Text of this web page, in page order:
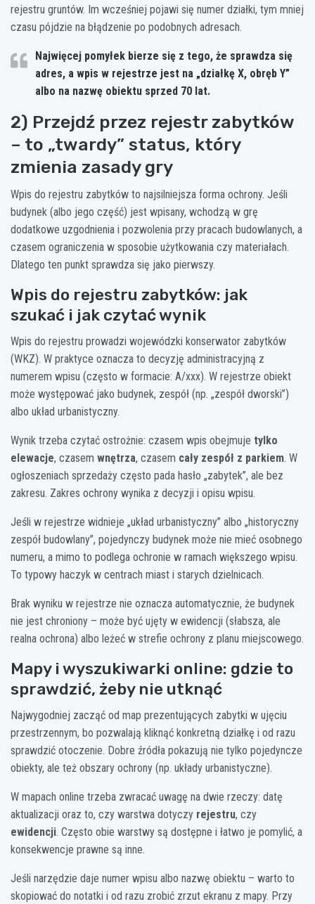
rejestru gruntów. Im wcześniej pojawi się numer działki, tym mniej
czasu pójdzie na błądzenie po podobnych adresach.
Najwięcej pomyłek bierze się z tego, że sprawdza się
adres, a wpis w rejestrze jest na „działkę X, obręb Y”
albo na nazwę obiektu sprzed 70 lat.
2) Przejdź przez rejestr zabytków
– to „twardy” status, który
zmienia zasady gry
Wpis do rejestru zabytków to najsilniejsza forma ochrony. Jeśli
budynek (albo jego część) jest wpisany, wchodzą w grę
dodatkowe uzgodnienia i pozwolenia przy pracach budowlanych, a
czasem ograniczenia w sposobie użytkowania czy materiałach.
Dlatego ten punkt sprawdza się jako pierwszy.
Wpis do rejestru zabytków: jak
szukać i jak czytać wynik
Wpis do rejestru prowadzi wojewódzki konserwator zabytków
(WKZ). W praktyce oznacza to decyzję administracyjną z
numerem wpisu (często w formacie: A/xxx). W rejestrze obiekt
może występować jako budynek, zespół (np. „zespół dworski”)
albo układ urbanistyczny.
Wynik trzeba czytać ostrożnie: czasem wpis obejmuje tylko
elewacje, czasem wnętrza, czasem cały zespół z parkiem. W
ogłoszeniach sprzedaży często pada hasło „zabytek”, ale bez
zakresu. Zakres ochrony wynika z decyzji i opisu wpisu.
Jeśli w rejestrze widnieje „układ urbanistyczny” albo „historyczny
zespół budowlany”, pojedynczy budynek może nie mieć osobnego
numeru, a mimo to podlega ochronie w ramach większego wpisu.
To typowy haczyk w centrach miast i starych dzielnicach.
Brak wyniku w rejestrze nie oznacza automatycznie, że budynek
nie jest chroniony – może być ujęty w ewidencji (słabsza, ale
realna ochrona) albo leżeć w strefie ochrony z planu miejscowego.
Mapy i wyszukiwarki online: gdzie to
sprawdzić, żeby nie utknąć
Najwygodniej zacząć od map prezentujących zabytki w ujęciu
przestrzennym, bo pozwalają kliknąć konkretną działkę i od razu
sprawdzić otoczenie. Dobre źródła pokazują nie tylko pojedyncze
obiekty, ale też obszary ochrony (np. układy urbanistyczne).
W mapach online trzeba zwracać uwagę na dwie rzeczy: datę
aktualizacji oraz to, czy warstwa dotyczy rejestru, czy
ewidencji. Często obie warstwy są dostępne i łatwo je pomylić, a
konsekwencje prawne są inne.
Jeśli narzędzie daje numer wpisu albo nazwę obiektu – warto to
skopiować do notatki i od razu zrobić zrzut ekranu z mapy. Przy